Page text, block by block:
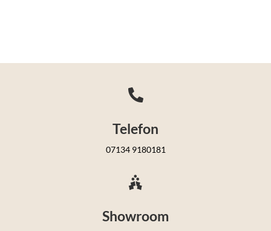

Telefon
07134 9180181

Showroom